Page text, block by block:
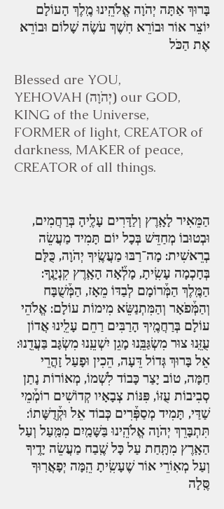
בָּרוּךְ אַתָּה יְהֹוָה אֱלֹהֵֽינוּ מֶֽלֶךְ הָעוֹלָם
יוֹצֵר אוֹר וּבוֹרֵא חֽשֶׁךְ עֹשֶׂה שָׁלוֹם וּבוֹרֵא
אֶת הַכֹּל
Blessed are YOU,
YEHOVAH ( יְהֹוָה) our GOD,
KING of the Universe,
FORMER of light, CREATOR of
darkness, MAKER of peace,
CREATOR of all things.
הַמֵּאִיר לָאָֽרֶץ וְלַדָּרִים עָלֶֽיהָ בְּרַחֲמִים,
וּבְטוּבוֹ מְחַדֵּשׁ בְּכָל יוֹם תָּמִיד מַעֲשֵׂה
בְרֵאשִׁית: מָה־רַבּוּ מַעֲשֶֽׂיךָ יְהֹוָה, כֻּלָּם
בְּחָכְמָה עָשִֽׂיתָ, מָלְ֒אָה הָאָֽרֶץ קִנְיָנֶֽךָ:
הַמֶּֽלֶךְ הַמְּ֒רוֹמָם לְבַדּוֹ מֵאָז, הַמְּ֒שֻׁבָּח
וְהַמְּ֒פֹאָר וְהַמִּתְנַשֵּׂא מִימוֹת עוֹלָם: אֱלֹהֵי
עוֹלָם בְּרַחֲמֶֽיךָ הָרַבִּים רַחֵם עָלֵֽינוּ אֲדוֹן
עֻזֵּֽנוּ צוּר מִשְׂגַּבֵּֽנוּ מָגֵן יִשְׁעֵֽנוּ מִשְׂגָּב בַּעֲדֵֽנוּ:
אֵל בָּרוּךְ גְּדוֹל דֵּעָה, הֵכִין וּפָעַל זָהֳרֵי
חַמָּה, טוֹב יָצַר כָּבוֹד לִשְׁמוֹ, מְאוֹרוֹת נָתַן
סְבִיבוֹת עֻזּוֹ, פִּנּוֹת צְבָאָיו קְדוֹשִׁים רוֹמְ֒מֵי
שַׁדַּי, תָּמִיד מְסַפְּ֒רִים כְּבוֹד אֵל וּקְ֒דֻשָּׁתוֹ:
תִּתְבָּרֵךְ יְהֹוָה אֱלֹהֵֽינוּ בַּשָּׁמַֽיִם מִמַּֽעַל וְעַל
הַאָֽרֶץ מִתָּֽחַת עַל כָּל שֶֽׁבַח מַעֲשֵׂה יָדֶֽיךָ
וְעַל מְאֽוֹרֵי אוֹר שֶׁעָשִֽׂיתָ הֵֽמָּה יְפָאֲרֽוּךָ
סֶּֽלָה